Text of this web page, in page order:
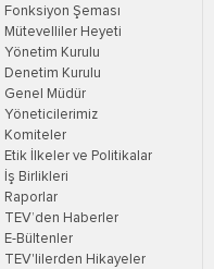
Fonksiyon Şeması
Mütevelliler Heyeti
Yönetim Kurulu
Denetim Kurulu
Genel Müdür
Yöneticilerimiz
Komiteler
Etik İlkeler ve Politikalar
İş Birlikleri
Raporlar
TEV’den Haberler
E-Bültenler
TEV'lilerden Hikayeler